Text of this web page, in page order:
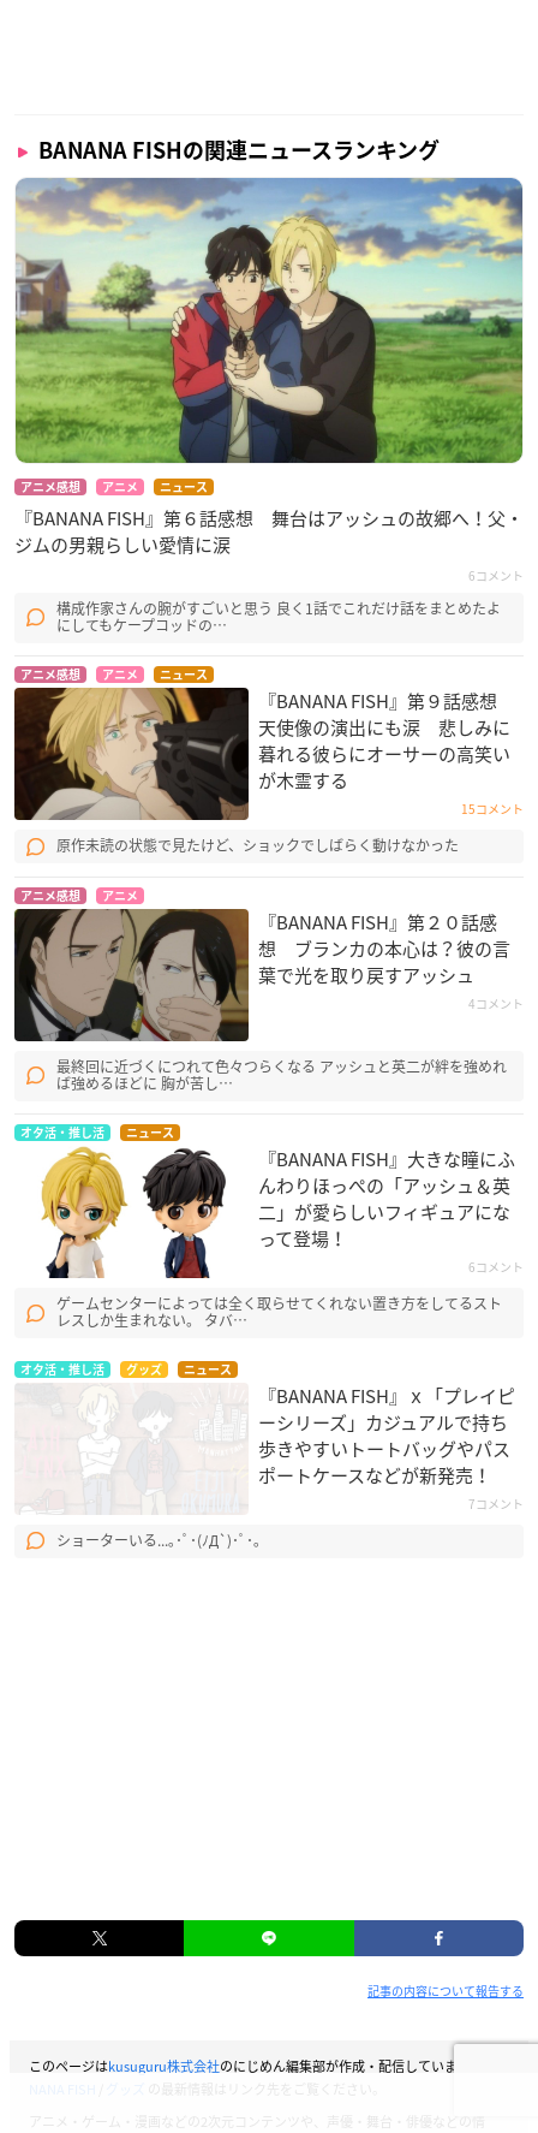
BANANA FISHの関連ニュースランキング
アニメ感想 アニメ ニュース
『BANANA FISH』第６話感想 舞台はアッシュの故郷へ！父・
ジムの男親らしい愛情に涙
6コメント
構成作家さんの腕がすごいと思う 良く1話でこれだけ話をまとめたよ
にしてもケープコッドの…
アニメ感想 アニメ ニュース
『BANANA FISH』第９話感想
天使像の演出にも涙 悲しみに
暮れる彼らにオーサーの高笑い
が木霊する
15コメント
原作未読の状態で見たけど、ショックでしばらく動けなかった
アニメ感想 アニメ
『BANANA FISH』第２０話感
想 ブランカの本心は？彼の言
葉で光を取り戻すアッシュ
4コメント
最終回に近づくにつれて色々つらくなる アッシュと英二が絆を強めれ
ば強めるほどに 胸が苦し…
オタ活・推し活 ニュース
『BANANA FISH』大きな瞳にふ
んわりほっぺの「アッシュ＆英
二」が愛らしいフィギュアにな
って登場！
6コメント
ゲームセンターによっては全く取らせてくれない置き方をしてるスト
レスしか生まれない。 タバ…
オタ活・推し活 グッズ ニュース
『BANANA FISH』ｘ「プレイピ
ーシリーズ」カジュアルで持ち
歩きやすいトートバッグやパス
ポートケースなどが新発売！
7コメント
ショーターいる...｡･ﾟ･(ﾉД`)･ﾟ･｡
記事の内容について報告する
このページはkusuguru株式会社のにじめん編集部が作成・配信しています。
アニメ・ゲーム・漫画などの2次元コンテンツや、声優・舞台・俳優などの情